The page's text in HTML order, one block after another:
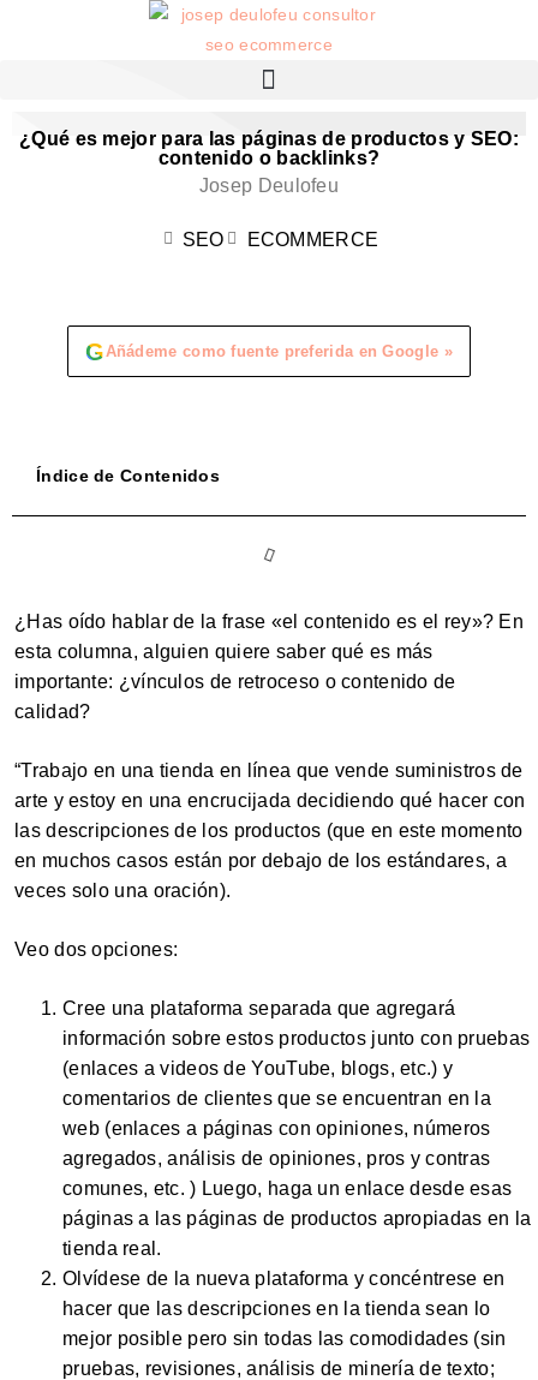
¿Qué es mejor para las páginas de productos y SEO:
contenido o backlinks?
Josep Deulofeu
SEO ECOMMERCE
GAñádeme como fuente preferida en Google »
Índice de Contenidos
¿Has oído hablar de la frase «el contenido es el rey»? En
esta columna, alguien quiere saber qué es más
importante: ¿vínculos de retroceso o contenido de
calidad?
“Trabajo en una tienda en línea que vende suministros de
arte y estoy en una encrucijada decidiendo qué hacer con
las descripciones de los productos (que en este momento
en muchos casos están por debajo de los estándares, a
veces solo una oración).
Veo dos opciones:
Cree una plataforma separada que agregará
información sobre estos productos junto con pruebas
(enlaces a videos de YouTube, blogs, etc.) y
comentarios de clientes que se encuentran en la
web (enlaces a páginas con opiniones, números
agregados, análisis de opiniones, pros y contras
comunes, etc. ) Luego, haga un enlace desde esas
páginas a las páginas de productos apropiadas en la
tienda real.
Olvídese de la nueva plataforma y concéntrese en
hacer que las descripciones en la tienda sean lo
mejor posible pero sin todas las comodidades (sin
pruebas, revisiones, análisis de minería de texto;